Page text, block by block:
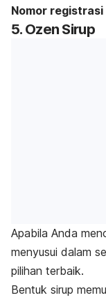
Nomor registrasi
5. Ozen Sirup
Apabila Anda
menyusui dalam
pilihan terbaik.
Bentuk sirup